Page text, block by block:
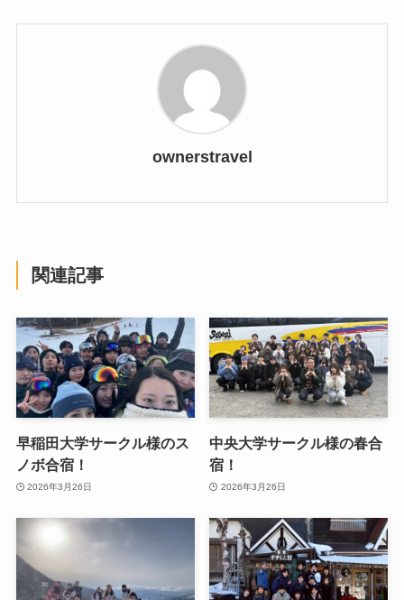
ownerstravel
関連記事
早稲田大学サークル様のス
ノボ合宿！
2026年3月26日
中央大学サークル様の春合
宿！
2026年3月26日